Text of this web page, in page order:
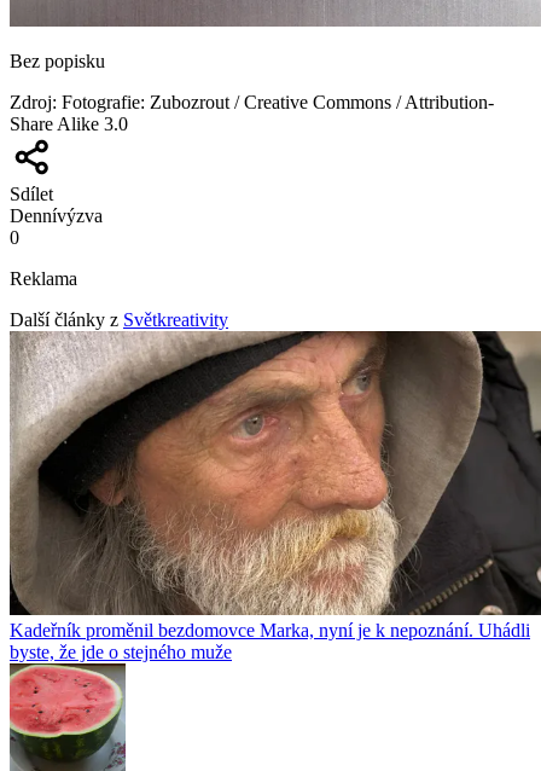
Bez popisku
Zdroj: Fotografie: Zubozrout / Creative Commons / Attribution-
Share Alike 3.0
Sdílet
Dennívýzva
0
Reklama
Další články z Světkreativity
Kadeřník proměnil bezdomovce Marka, nyní je k nepoznání. Uhádli
byste, že jde o stejného muže